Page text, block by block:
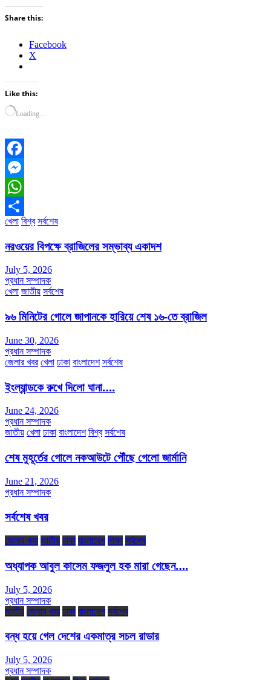
Share this:
Facebook
X
Like this:
Loading…
Facebook
Messenger
WhatsApp
Share
খেলা বিশ্ব সর্বশেষ
নরওয়ের বিপক্ষে ব্রাজিলের সম্ভাব্য একাদশ
July 5, 2026
প্রধান সম্পাদক
খেলা জাতীয় সর্বশেষ
৯৬ মিনিটের গোলে জাপানকে হারিয়ে শেষ ১৬-তে ব্রাজিল
June 30, 2026
প্রধান সম্পাদক
জেলার খবর খেলা ঢাকা বাংলাদেশ সর্বশেষ
ইংল্যান্ডকে রুখে দিলো ঘানা….
June 24, 2026
প্রধান সম্পাদক
জাতীয় খেলা ঢাকা বাংলাদেশ বিশ্ব সর্বশেষ
শেষ মুহূর্তের গোলে নকআউটে পৌঁছে গেলো জার্মানি
June 21, 2026
প্রধান সম্পাদক
সর্বশেষ খবর
জেলার খবর জাতীয় ঢাকা বাংলাদেশ শিক্ষা সর্বশেষ
অধ্যাপক আবুল কাসেম ফজলুল হক মারা গেছেন….
July 5, 2026
প্রধান সম্পাদক
জাতীয় জেলার খবর ঢাকা বাংলাদেশ সর্বশেষ
বন্ধ হয়ে গেল দেশের একমাত্র সচল রাডার
July 5, 2026
প্রধান সম্পাদক